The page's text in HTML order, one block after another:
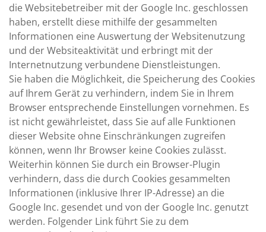
die Websitebetreiber mit der Google Inc. geschlossen
haben, erstellt diese mithilfe der gesammelten
Informationen eine Auswertung der Websitenutzung
und der Websiteaktivität und erbringt mit der
Internetnutzung verbundene Dienstleistungen.
Sie haben die Möglichkeit, die Speicherung des Cookies
auf Ihrem Gerät zu verhindern, indem Sie in Ihrem
Browser entsprechende Einstellungen vornehmen. Es
ist nicht gewährleistet, dass Sie auf alle Funktionen
dieser Website ohne Einschränkungen zugreifen
können, wenn Ihr Browser keine Cookies zulässt.
Weiterhin können Sie durch ein Browser-Plugin
verhindern, dass die durch Cookies gesammelten
Informationen (inklusive Ihrer IP-Adresse) an die
Google Inc. gesendet und von der Google Inc. genutzt
werden. Folgender Link führt Sie zu dem